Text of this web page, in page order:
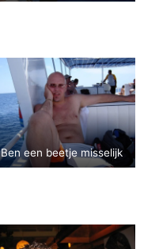
Ben een beetje misselijk